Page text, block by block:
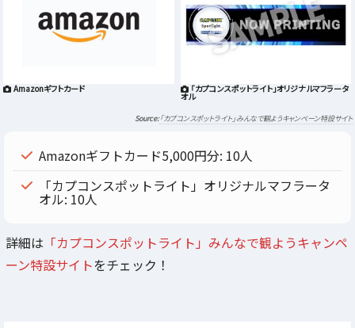
Amazonギフトカード 「カプコンスポットライト」オリジナルマフラータ
オル
「カプコンスポットライト」みんなで観ようキャンペーン特設サイト
Amazonギフトカード5,000円分: 10人
「カプコンスポットライト」オリジナルマフラータ
オル: 10人
詳細は 「カプコンスポットライト」みんなで観ようキャンペ
ーン特設サイトをチェック！